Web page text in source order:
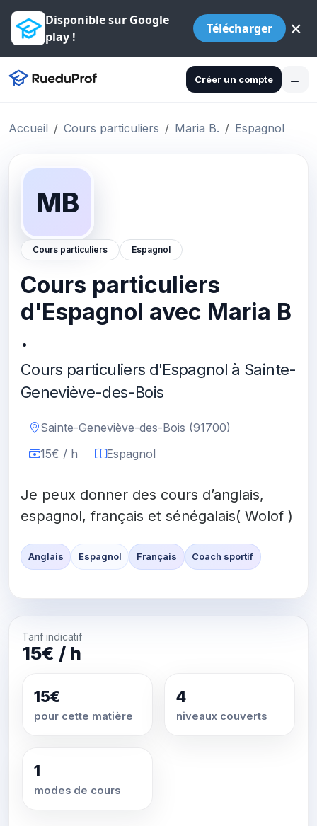
Disponible sur Google
play !
Télécharger ×
Créer un compte
Accueil Cours particuliers Maria B. Espagnol
MB
Cours particuliers Espagnol
Cours particuliers
d'Espagnol avec Maria B
.
Cours particuliers d'Espagnol à Sainte-
Geneviève-des-Bois
Sainte-Geneviève-des-Bois (91700)
15€ / h
Espagnol
Je peux donner des cours d’anglais,
espagnol, français et sénégalais( Wolof )
Anglais Espagnol Français Coach sportif
Tarif indicatif
15€ / h
15€
pour cette matière
4
niveaux couverts
1
modes de cours